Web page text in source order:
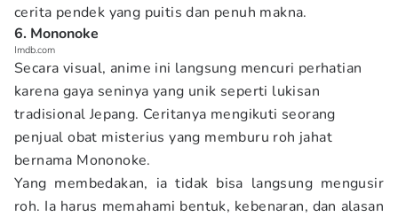
cerita pendek yang puitis dan penuh makna.
6. Mononoke
Imdb.com
Secara visual, anime ini langsung mencuri perhatian
karena gaya seninya yang unik seperti lukisan
tradisional Jepang. Ceritanya mengikuti seorang
penjual obat misterius yang memburu roh jahat
bernama Mononoke.
Yang membedakan, ia tidak bisa langsung mengusir
roh. Ia harus memahami bentuk, kebenaran, dan alasan